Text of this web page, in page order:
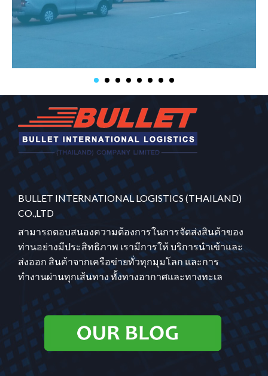
BULLET INTERNATIONAL LOGISTICS (THAILAND)
CO.,LTD
สามารถตอบสนองความต้องการในการจัดส่งสินค้าของ
ท่านอย่างมีประสิทธิภาพ เรามีการให้ บริการนำเข้าและ
ส่งออก สินค้าจากเครือข่ายทั่วทุกมุมโลก และการ
ทำงานผ่านทุกเส้นทาง ทั้งทางอากาศและทางทะเล